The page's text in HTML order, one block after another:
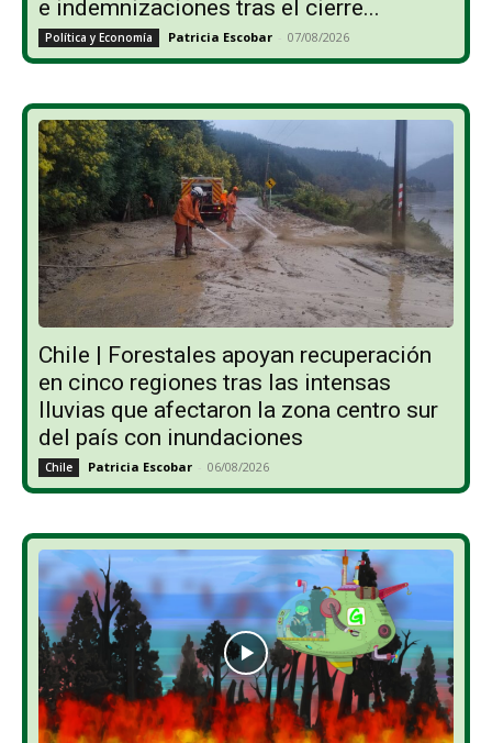
e indemnizaciones tras el cierre...
Política y Economía Patricia Escobar - 07/08/2026
Chile | Forestales apoyan recuperación
en cinco regiones tras las intensas
lluvias que afectaron la zona centro sur
del país con inundaciones
Chile Patricia Escobar - 06/08/2026